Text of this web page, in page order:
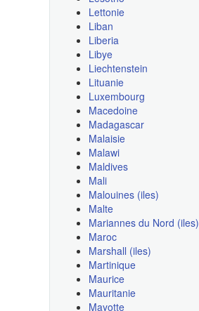
Lettonie
Liban
Liberia
Libye
Liechtenstein
Lituanie
Luxembourg
Macedoine
Madagascar
Malaisie
Malawi
Maldives
Mali
Malouines (iles)
Malte
Mariannes du Nord (iles)
Maroc
Marshall (iles)
Martinique
Maurice
Mauritanie
Mayotte